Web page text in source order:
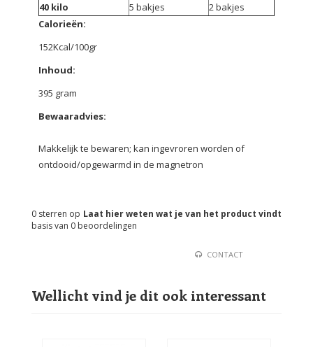
40 kilo
5 bakjes
2 bakjes
Calorieën:
152Kcal/100gr
Inhoud:
395 gram
Bewaaradvies:
Makkelijk te bewaren; kan ingevroren worden of
ontdooid/opgewarmd in de magnetron
Laat hier weten wat je van het product vindt
0 sterren op
basis van 0 beoordelingen
CONTACT
Wellicht vind je dit ook interessant